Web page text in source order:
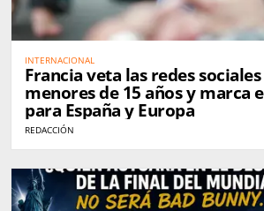
INTERNACIONAL
Francia veta las redes
menores de 15 años y marca
para España y Europa
REDACCIÓN